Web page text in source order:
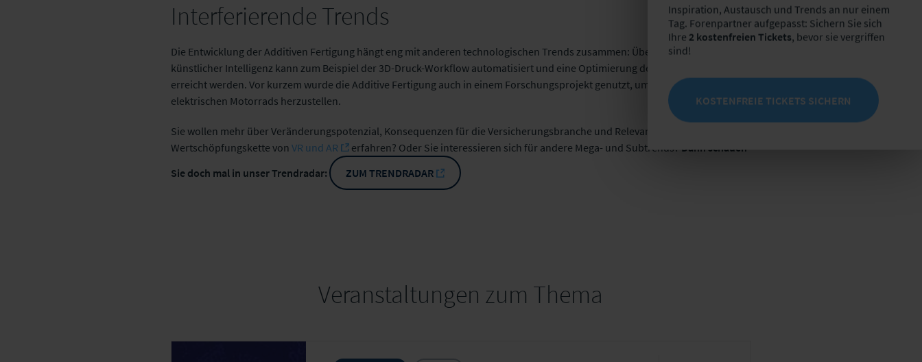
Interferierende Trends
Die Entwicklung der Additiven Fertigung hängt eng mit anderen technologischen Trends zusammen: Über den Einsatz von
künstlicher Intelligenz kann zum Beispiel der 3D-Druck-Workflow automatisiert und eine Optimierung des Druckprozesses
erreicht werden. Vor kurzem wurde die Additive Fertigung auch in einem Forschungsprojekt genutzt, um den Prototyp eines
elektrischen Motorrads herzustellen.
Sie wollen mehr über Veränderungspotenzial, Konsequenzen für die Versicherungsbranche und Relevanz für die
Wertschöpfungskette von VR und AR erfahren? Oder Sie interessieren sich für andere Mega- und Subtrends? Dann schauen
Sie doch mal in unser Trendradar:
ZUM TRENDRADAR
Veranstaltungen zum Thema
Inspiration, Austausch und Trends an nur einem
Tag. Forenpartner aufgepasst: Sichern Sie sich
Ihre 2 kostenfreien Tickets, bevor sie vergriffen
sind!
KOSTENFREIE TICKETS SICHERN